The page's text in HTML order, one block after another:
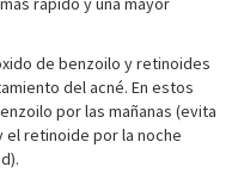
de benzoilo y retinoides
del acné. En estos
por las mañanas (evita
retinoide por la noche